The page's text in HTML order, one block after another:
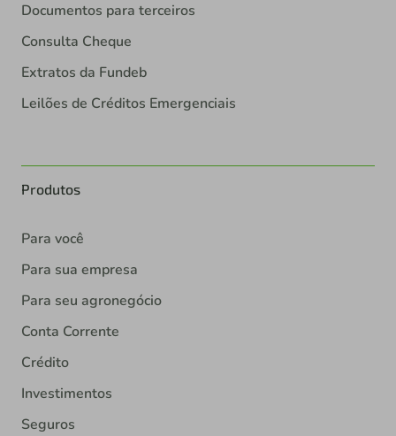
Documentos para terceiros
Consulta Cheque
Extratos da Fundeb
Leilões de Créditos Emergenciais
Produtos
Para você
Para sua empresa
Para seu agronegócio
Conta Corrente
Crédito
Investimentos
Seguros